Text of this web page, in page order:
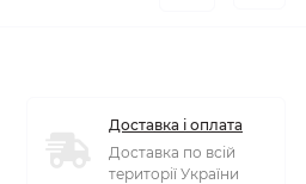
Доставка і оплата
Доставка по всій
території України